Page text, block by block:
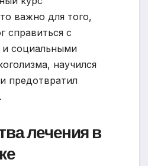
важно для того,
справиться с
и социальными
научился
предотвратил
лечения в